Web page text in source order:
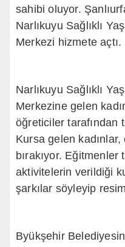
sahibi oluyor.
Narlıkuyu Sağlıklı
Merkezi hizmete açtı.
Narlıkuyu Sağlıklı
Merkezine gelen
öğreticiler tarafından
Kursa gelen kadınlar,
bırakıyor. Eğitmenler
aktivitelerin verildiği
şarkılar söyleyip
Byükşehir